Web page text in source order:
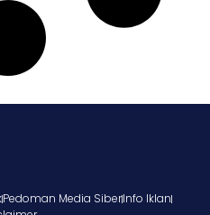
Pedoman Media SiberInfo Iklan